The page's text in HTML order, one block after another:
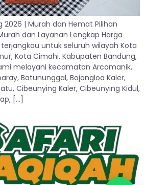
2026 | Murah dan Hemat Pilihan
dan Layanan Lengkap Harga
untuk seluruh wilayah Kota
Kota Cimahi, Kabupaten Bandung,
melayani kecamatan Arcamanik,
Batununggal, Bojongloa Kaler,
Cibeunying Kaler, Cibeunying Kidul,
[…]